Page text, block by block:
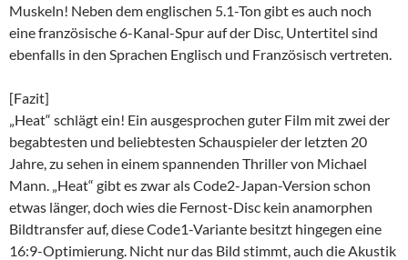
Muskeln! Neben dem englischen 5.1-Ton gibt es auch noch
eine französische 6-Kanal-Spur auf der Disc, Untertitel sind
ebenfalls in den Sprachen Englisch und Französisch vertreten.
[Fazit]
„Heat“ schlägt ein! Ein ausgesprochen guter Film mit zwei der
begabtesten und beliebtesten Schauspieler der letzten 20
Jahre, zu sehen in einem spannenden Thriller von Michael
Mann. „Heat“ gibt es zwar als Code2-Japan-Version schon
etwas länger, doch wies die Fernost-Disc kein anamorphen
Bildtransfer auf, diese Code1-Variante besitzt hingegen eine
16:9-Optimierung. Nicht nur das Bild stimmt, auch die Akustik